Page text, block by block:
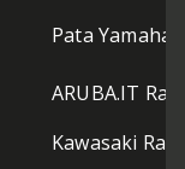
Pata Yamaha
ARUBA.IT
Kawasaki